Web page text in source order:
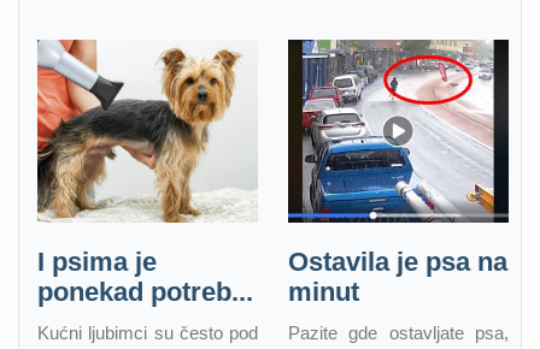
I psima je
ponekad potreb...
Kućni ljubimci su često pod
Ostavila je psa na
minut
Pazite gde ostavljate psa,